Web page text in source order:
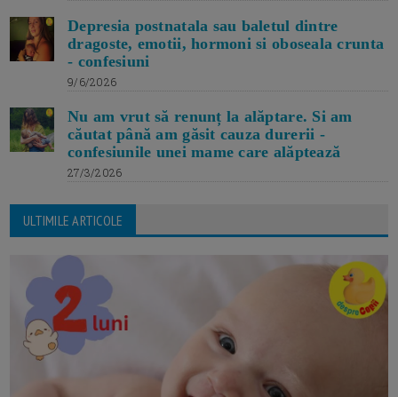
Depresia postnatala sau baletul dintre
dragoste, emotii, hormoni si oboseala crunta
- confesiuni
9/6/2026
Nu am vrut să renunț la alăptare. Si am
căutat până am găsit cauza durerii -
confesiunile unei mame care alăptează
27/3/2026
ULTIMILE ARTICOLE